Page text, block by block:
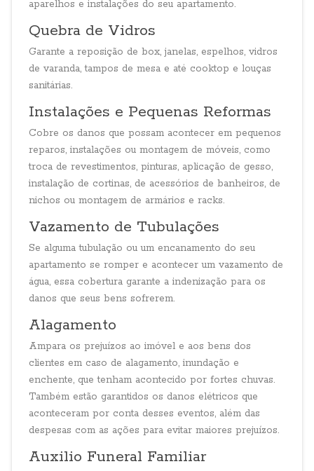
aparelhos e instalações do seu apartamento.
Quebra de Vidros
Garante a reposição de box, janelas, espelhos, vidros
de varanda, tampos de mesa e até cooktop e louças
sanitárias.
Instalações e Pequenas Reformas
Cobre os danos que possam acontecer em pequenos
reparos, instalações ou montagem de móveis, como
troca de revestimentos, pinturas, aplicação de gesso,
instalação de cortinas, de acessórios de banheiros, de
nichos ou montagem de armários e racks.
Vazamento de Tubulações
Se alguma tubulação ou um encanamento do seu
apartamento se romper e acontecer um vazamento de
água, essa cobertura garante a indenização para os
danos que seus bens sofrerem.
Alagamento
Ampara os prejuízos ao imóvel e aos bens dos
clientes em caso de alagamento, inundação e
enchente, que tenham acontecido por fortes chuvas.
Também estão garantidos os danos elétricos que
aconteceram por conta desses eventos, além das
despesas com as ações para evitar maiores prejuízos.
Auxilio Funeral Familiar